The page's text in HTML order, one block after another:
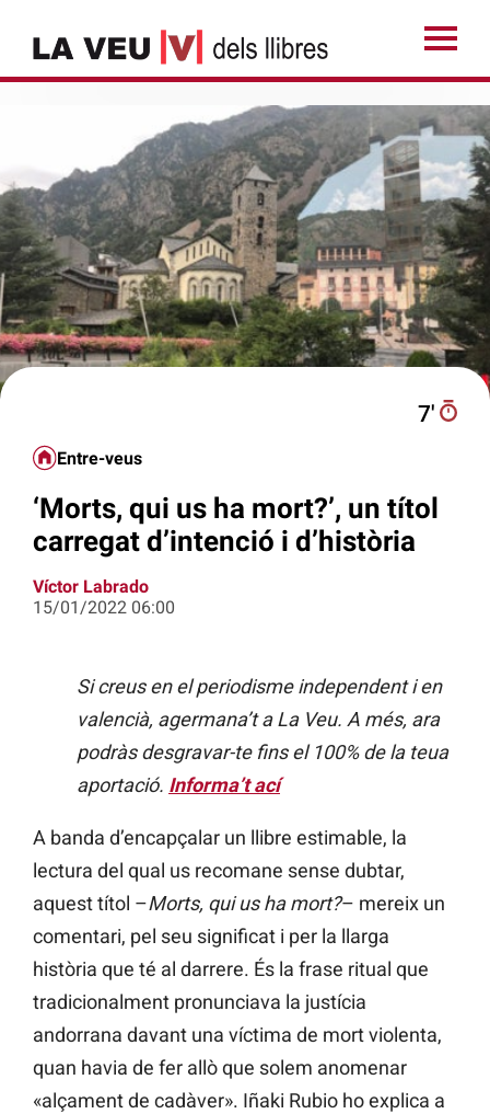
7′
Entre-veus
‘Morts, qui us ha mort?’, un títol
carregat d’intenció i d’història
Víctor Labrado
15/01/2022 06:00
Si creus en el periodisme independent i en
valencià, agermana’t a La Veu. A més, ara
podràs desgravar-te fins el 100% de la teua
aportació. Informa’t ací
A banda d’encapçalar un llibre estimable, la
lectura del qual us recomane sense dubtar,
aquest títol –Morts, qui us ha mort?– mereix un
comentari, pel seu significat i per la llarga
història que té al darrere. És la frase ritual que
tradicionalment pronunciava la justícia
andorrana davant una víctima de mort violenta,
quan havia de fer allò que solem anomenar
«alçament de cadàver». Iñaki Rubio ho explica a